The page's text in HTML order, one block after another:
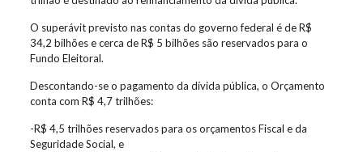
O superávit previsto nas contas do governo federal é de R$
34,2 bilhões e cerca de R$ 5 bilhões são reservados para o
Fundo Eleitoral.
Descontando-se o pagamento da dívida pública, o Orçamento
conta com R$ 4,7 trilhões:
-R$ 4,5 trilhões reservados para os orçamentos Fiscal e da
Seguridade Social, e